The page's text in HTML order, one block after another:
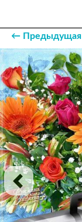
← Предыдущая